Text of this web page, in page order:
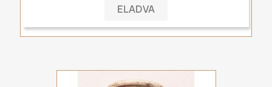
ELADVA